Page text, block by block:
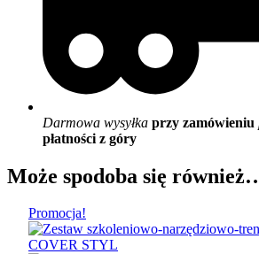
Darmowa wysyłka przy zamówieniu
płatności z góry
Może spodoba się
Promocja!